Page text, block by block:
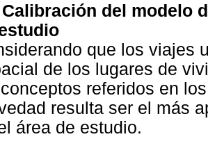
Calibración del modelo
que los viajes
de los lugares de
referidos en
resulta ser el más
área de estudio.